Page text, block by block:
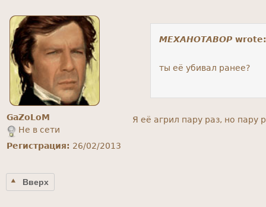
GaZoLoM
Не в сети
Регистрация: 26/02/2013
MEXAHOTABOP wrote:
ты её убивал ранее?
Я её агрил пару раз, но пару
Вверх